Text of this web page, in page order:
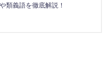
や類義語を徹底解説！